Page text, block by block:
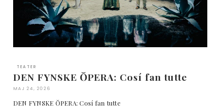
TEATER
DEN FYNSKE ŎPERA: Cosí fan tutte
MAJ 24, 2026
DEN FYNSKE ŎPERA: Cosí fan tutte